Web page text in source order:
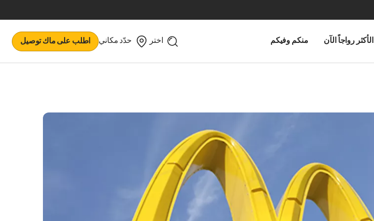
الأكثر رواجاً الآن منكم وفيكم اختر حدّد مكاني اطلب على ماك توصيل